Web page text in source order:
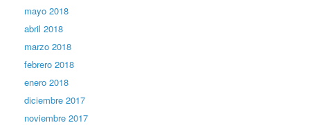
mayo 2018
abril 2018
marzo 2018
febrero 2018
enero 2018
diciembre 2017
noviembre 2017